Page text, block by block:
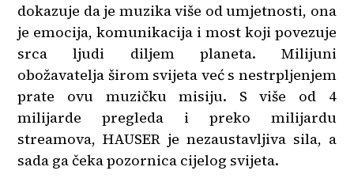
dokazuje da je muzika više od umjetnosti, ona
je emocija, komunikacija i most koji povezuje
srca ljudi diljem planeta. Milijuni
obožavatelja širom svijeta već s nestrpljenjem
prate ovu muzičku misiju. S više od 4
milijarde pregleda i preko milijardu
streamova, HAUSER je nezaustavljiva sila, a
sada ga čeka pozornica cijelog svijeta.